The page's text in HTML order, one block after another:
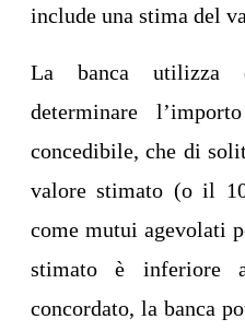
include una stima del
La banca utilizza
determinare
concedibile, che di
valore stimato (o il
come mutui agevolati
stimato è inferiore
concordato, la banca